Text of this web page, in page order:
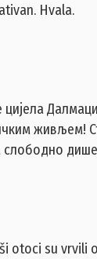
Hvala.
цијела
живљем!
слободно
otoci su vrvili